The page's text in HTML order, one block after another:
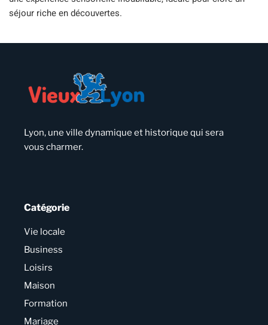
séjour riche en découvertes.
Lyon, une ville dynamique et historique qui sera
vous charmer.
Catégorie
Vie locale
Business
Loisirs
Maison
Formation
Mariage